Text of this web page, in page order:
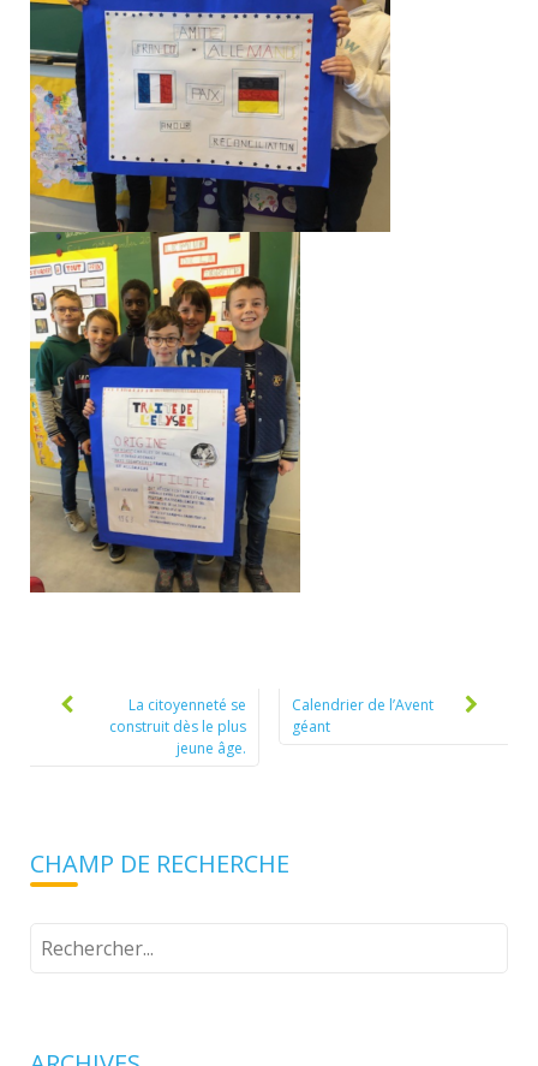
navigation
La citoyenneté se
construit dès le plus
jeune âge.
Calendrier de l’Avent
géant
CHAMP DE RECHERCHE
Tapez